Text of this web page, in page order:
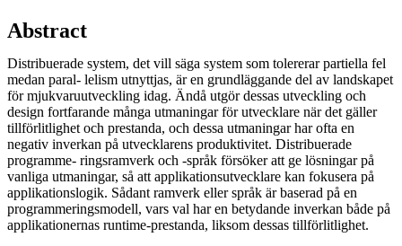
Abstract
Distribuerade system, det vill säga system som tolererar partiella fel
medan paral- lelism utnyttjas, är en grundläggande del av landskapet
för mjukvaruutveckling idag. Ändå utgör dessas utveckling och
design fortfarande många utmaningar för utvecklare när det gäller
tillförlitlighet och prestanda, och dessa utmaningar har ofta en
negativ inverkan på utvecklarens produktivitet. Distribuerade
programme- ringsramverk och -språk försöker att ge lösningar på
vanliga utmaningar, så att applikationsutvecklare kan fokusera på
applikationslogik. Sådant ramverk eller språk är baserad på en
programmeringsmodell, vars val har en betydande inverkan både på
applikationernas runtime-prestanda, liksom dessas tillförlitlighet.